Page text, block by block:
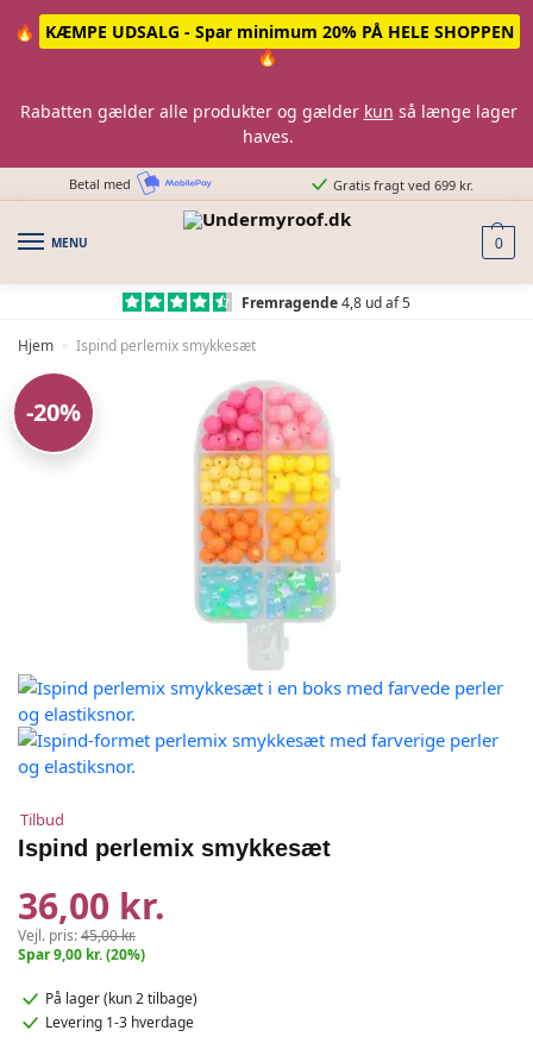
🔥
KÆMPE UDSALG - Spar minimum 20% PÅ HELE SHOPPEN
🔥
Rabatten gælder alle produkter og gælder kun så længe lager
haves.
Betal med Gratis fragt ved 699 kr.
MENU 0
Fremragende4,8 ud af 5
Hjem » Ispind perlemix smykkesæt
-20%
Tilbud
Ispind perlemix smykkesæt
36,00 kr.
Vejl. pris:45,00 kr.
Spar 9,00 kr. (20%)
På lager(kun 2 tilbage)
Levering 1-3 hverdage